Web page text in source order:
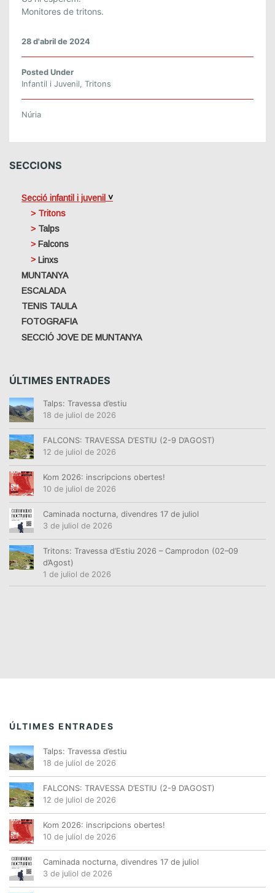
Monitores de tritons.
28 d'abril de 2024
Posted Under
Infantil i Juvenil, Tritons
Núria
SECCIONS
Secció infantil i juvenil
Tritons
Talps
Falcons
Linxs
MUNTANYA
ESCALADA
TENIS TAULA
FOTOGRAFIA
SECCIÓ JOVE DE MUNTANYA
ÚLTIMES ENTRADES
Talps: Travessa d’estiu
18 de juliol de 2026
FALCONS: TRAVESSA D’ESTIU (2-9 D’AGOST)
12 de juliol de 2026
Kom 2026: inscripcions obertes!
10 de juliol de 2026
Caminada nocturna, divendres 17 de juliol
3 de juliol de 2026
Tritons: Travessa d’Estiu 2026 – Camprodon (02–09
d’Agost)
1 de juliol de 2026
ÚLTIMES ENTRADES
Talps: Travessa d’estiu
18 de juliol de 2026
FALCONS: TRAVESSA D’ESTIU (2-9 D’AGOST)
12 de juliol de 2026
Kom 2026: inscripcions obertes!
10 de juliol de 2026
Caminada nocturna, divendres 17 de juliol
3 de juliol de 2026